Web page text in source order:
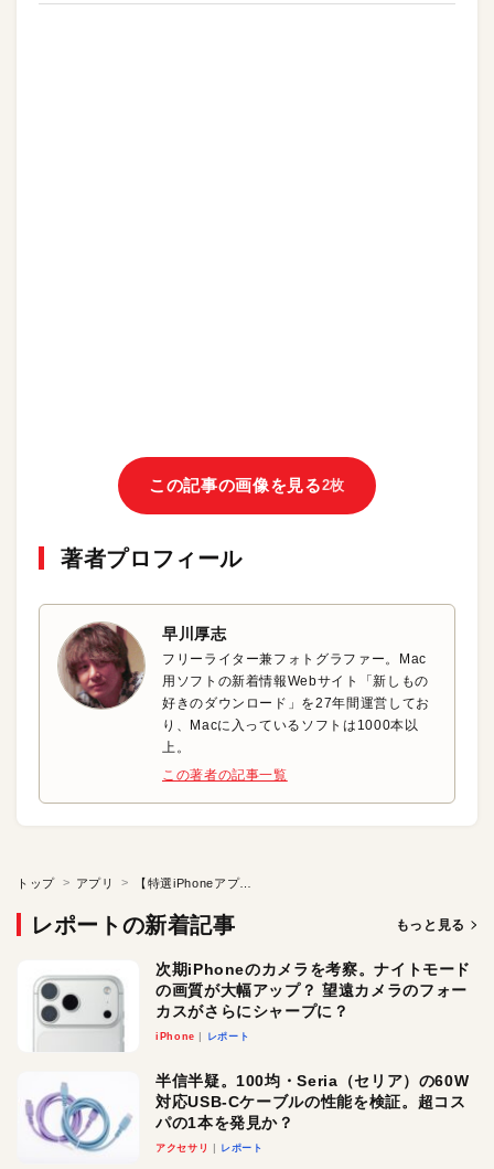
この記事の画像を見る2枚
著者プロフィール
早川厚志
フリーライター兼フォトグラファー。Mac
用ソフトの新着情報Webサイト「新しもの
好きのダウンロード」を27年間運営してお
り、Macに入っているソフトは1000本以
上。
この著者の記事一覧
トップ アプリ 【特選iPhoneアプリ】いつでもどこでもサッと長さを計測
レポートの新着記事 もっと見る
次期iPhoneのカメラを考察。ナイトモード
の画質が大幅アップ？ 望遠カメラのフォー
カスがさらにシャープに？
iPhone レポート
半信半疑。100均・Seria（セリア）の60W
対応USB-Cケーブルの性能を検証。超コス
パの1本を発見か？
アクセサリ レポート